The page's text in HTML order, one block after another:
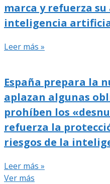
marca y refuerza
inteligencia
Leer más »
España prepara la
aplazan algunas
prohíben los
refuerza la
riesgos de la
Leer más »
Ver más